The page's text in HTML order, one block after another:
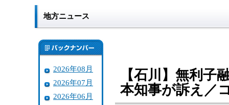
地方ニュース
2026年08月
2026年07月
2026年06月
【石川】無利子
本知事が訴え／